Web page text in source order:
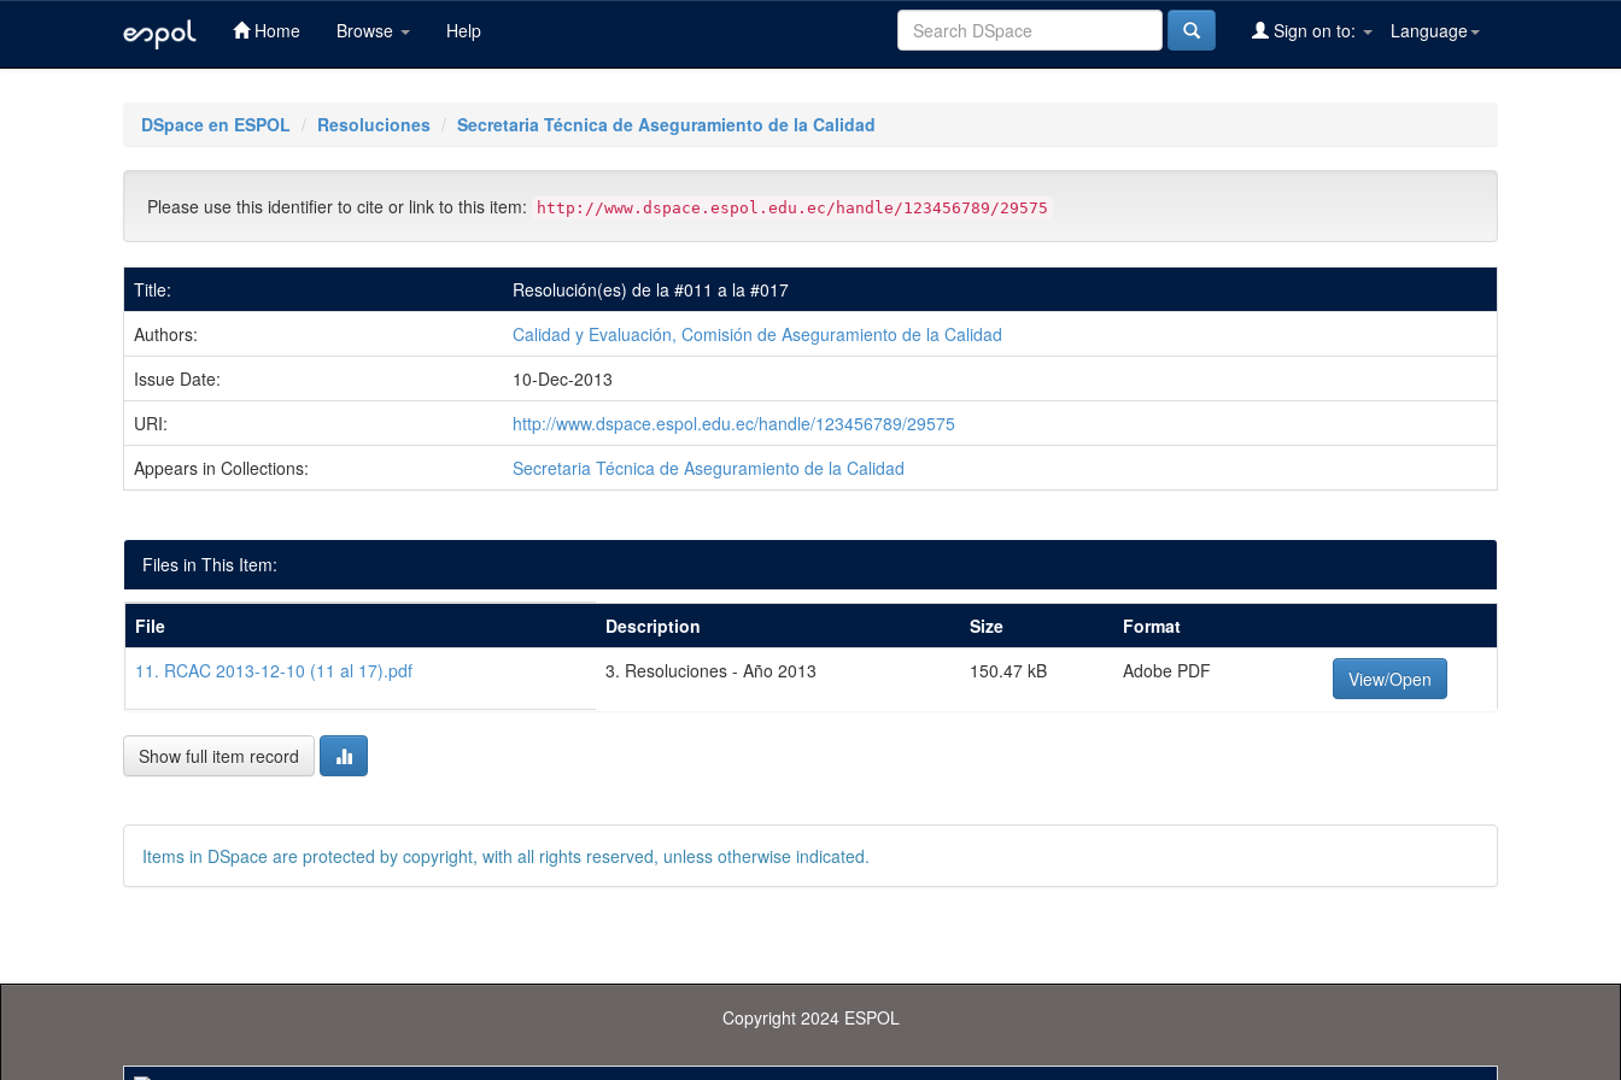
Home Browse Help Language
Sign on to:
DSpace en ESPOL Resoluciones Secretaria Técnica de Aseguramiento de la Calidad
Please use this identifier to cite or link to this item: http://www.dspace.espol.edu.ec/handle/123456789/29575
Title:
Resolución(es) de la #011 a la #017
Authors:
Calidad y Evaluación, Comisión de Aseguramiento de la Calidad
Issue Date:
10-Dec-2013
URI:
http://www.dspace.espol.edu.ec/handle/123456789/29575
Appears in Collections:
Secretaria Técnica de Aseguramiento de la Calidad
Files in This Item:
File Description Size
Format
11. RCAC 2013-12-10 (11 al 17).pdf
3. Resoluciones - Año 2013 150.47 kB Adobe PDF View/Open
Show full item record
Items in DSpace are protected by copyright, with all rights reserved, unless otherwise indicated.
Copyright 2024 ESPOL